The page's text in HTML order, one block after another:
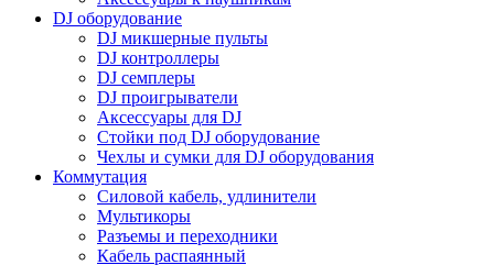
DJ оборудование
DJ микшерные пульты
DJ контроллеры
DJ семплеры
DJ проигрыватели
Аксессуары для DJ
Стойки под DJ оборудование
Чехлы и сумки для DJ оборудования
Коммутация
Силовой кабель, удлинители
Мультикоры
Разъемы и переходники
Кабель распаянный